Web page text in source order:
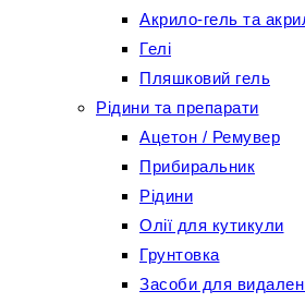
Акрило-гель та
Гелі
Пляшковий гель
Рідини та препарати
Ацетон / Ремувер
Прибиральник
Рідини
Олії для кутикули
Грунтовка
Засоби для